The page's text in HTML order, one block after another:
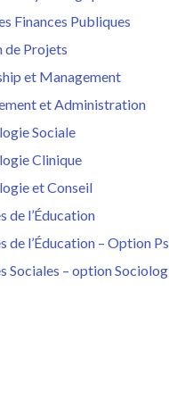
Finances Publiques
de Projets
et Management
et Administration
Sociale
Clinique
et Conseil
de l’Éducation
de l’Éducation – Option
Sociales – option